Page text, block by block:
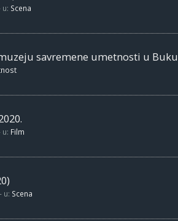
u: Scena
savremene umetnosti u
u: Film
- u: Scena